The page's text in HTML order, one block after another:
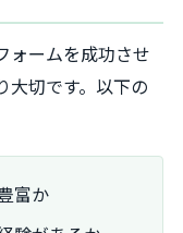
ォームを成功させ
大切です。以下の
富か